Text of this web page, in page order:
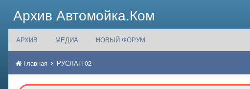
Архив Автомойка.Ком
АРХИВ МЕДИА НОВЫЙ ФОРУМ
Главная РУСЛАН 02